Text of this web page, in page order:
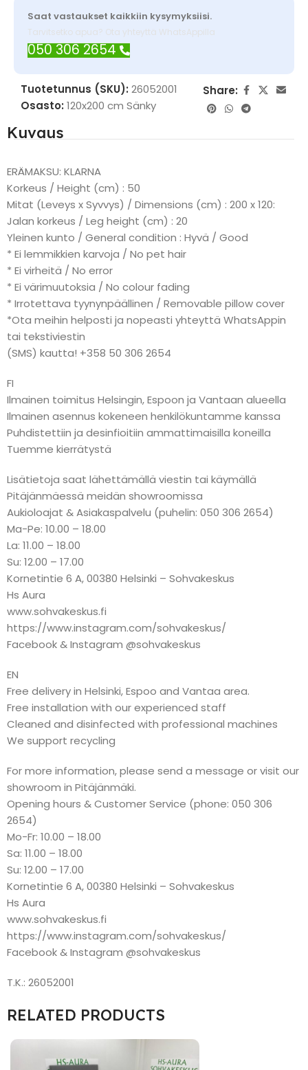
Saat vastaukset kaikkiin kysymyksiisi.
Tarvitsetko apua? Ota yhteyttä WhatsAppilla
050 306 2654
Tuotetunnus (SKU): 26052001
Osasto: 120x200 cm Sänky
Share:
Kuvaus
ERÄMAKSU: KLARNA
Korkeus / Height (cm) : 50
Mitat (Leveys x Syvvys) / Dimensions (cm) : 200 x 120:
Jalan korkeus / Leg height (cm) : 20
Yleinen kunto / General condition : Hyvä / Good
* Ei lemmikkien karvoja / No pet hair
* Ei virheitä / No error
* Ei värimuutoksia / No colour fading
* Irrotettava tyynynpäällinen / Removable pillow cover
*Ota meihin helposti ja nopeasti yhteyttä WhatsAppin
tai tekstiviestin
(SMS) kautta! +358 50 306 2654
FI
Ilmainen toimitus Helsingin, Espoon ja Vantaan alueella
Ilmainen asennus kokeneen henkilökuntamme kanssa
Puhdistettiin ja desinfioitiin ammattimaisilla koneilla
Tuemme kierrätystä
Lisätietoja saat lähettämällä viestin tai käymällä
Pitäjänmäessä meidän showroomissa
Aukioloajat & Asiakaspalvelu (puhelin: 050 306 2654)
Ma-Pe: 10.00 – 18.00
La: 11.00 – 18.00
Su: 12.00 – 17.00
Kornetintie 6 A, 00380 Helsinki – Sohvakeskus
Hs Aura
www.sohvakeskus.fi
https://www.instagram.com/sohvakeskus/
Facebook & Instagram @sohvakeskus
EN
Free delivery in Helsinki, Espoo and Vantaa area.
Free installation with our experienced staff
Cleaned and disinfected with professional machines
We support recycling
For more information, please send a message or visit our
showroom in Pitäjänmäki.
Opening hours & Customer Service (phone: 050 306
2654)
Mo-Fr: 10.00 – 18.00
Sa: 11.00 – 18.00
Su: 12.00 – 17.00
Kornetintie 6 A, 00380 Helsinki – Sohvakeskus
Hs Aura
www.sohvakeskus.fi
https://www.instagram.com/sohvakeskus/
Facebook & Instagram @sohvakeskus
T.K.: 26052001
RELATED PRODUCTS